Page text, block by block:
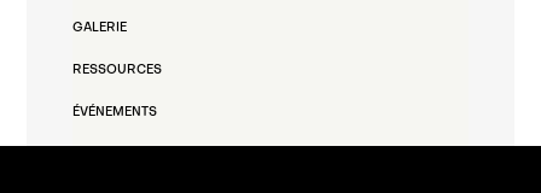
GALERIE
RESSOURCES
ÉVÉNEMENTS